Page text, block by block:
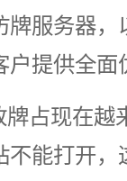
服务器
户提供全面
占现在越
不能打开